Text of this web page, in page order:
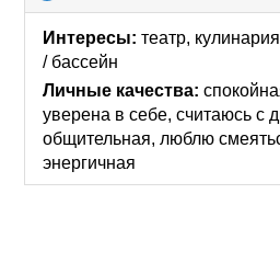
to
Интересы: театр,
/ бассейн
Личные качества:
уверена в себе, считаюсь с
общительная, люблю
энергичная